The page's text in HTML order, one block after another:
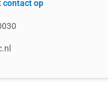
contact op